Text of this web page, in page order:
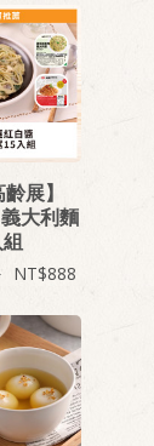
展】
大利麵
888